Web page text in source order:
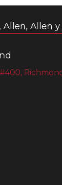
Allen, Allen y